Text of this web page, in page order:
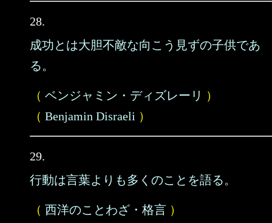
28.
成功とは大胆不敵な向こう見ずの子供であ
る。
（ ベンジャミン・ディズレーリ ）
（ Benjamin Disraeli ）
29.
行動は言葉よりも多くのことを語る。
（ 西洋のことわざ・格言 ）